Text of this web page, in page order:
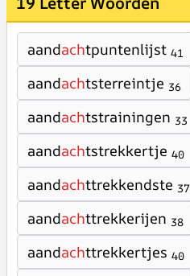
aandachtpuntenlijst 41
aandachtsterreintje 36
aandachtstrainingen 33
aandachtstrekkertje 40
aandachttrekkendste 37
aandachttrekkerijen 38
aandachttrekkertjes 40